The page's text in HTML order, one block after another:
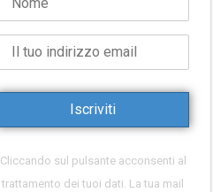
Cliccando sul pulsante acconsenti al
trattamento dei tuoi dati. La tua mail